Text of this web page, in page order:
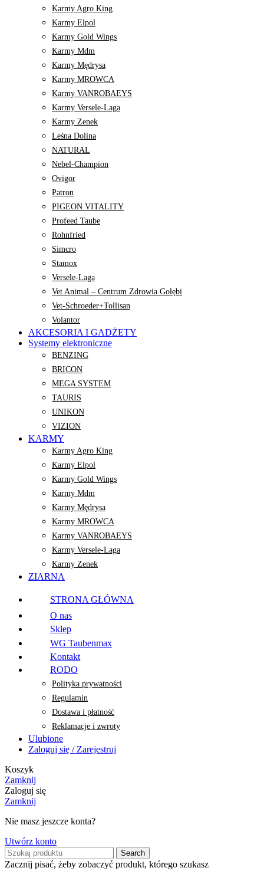
Karmy Agro King
Karmy Elpol
Karmy Gold Wings
Karmy Mdm
Karmy Mędrysa
Karmy MROWCA
Karmy VANROBAEYS
Karmy Versele-Laga
Karmy Zenek
Leśna Dolina
NATURAL
Nebel-Champion
Ovigor
Patron
PIGEON VITALITY
Profeed Taube
Rohnfried
Simcro
Stamox
Versele-Laga
Vet Animal – Centrum Zdrowia Gołębi
Vet-Schroeder+Tollisan
Volantor
AKCESORIA I GADŻETY
Systemy elektroniczne
BENZING
BRICON
MEGA SYSTEM
TAURIS
UNIKON
VIZION
KARMY
Karmy Agro King
Karmy Elpol
Karmy Gold Wings
Karmy Mdm
Karmy Mędrysa
Karmy MROWCA
Karmy VANROBAEYS
Karmy Versele-Laga
Karmy Zenek
ZIARNA
STRONA GŁÓWNA
O nas
Sklep
WG Taubenmax
Kontakt
RODO
Polityka prywatności
Regulamin
Dostawa i płatność
Reklamacje i zwroty
Ulubione
Zaloguj się / Zarejestruj
Koszyk
Zamknij
Zaloguj się
Zamknij
Nie masz jeszcze konta?
Utwórz konto
Search
Zacznij pisać, żeby zobaczyć produkt, którego szukasz